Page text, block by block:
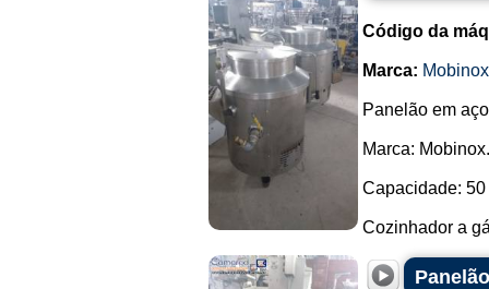
Código da
Marca: Mobinox
Panelão em
Marca: Mobinox.
Capacidade: 50
Cozinhador a